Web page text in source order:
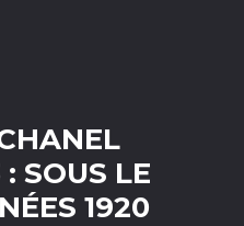
SOUS LE
1920